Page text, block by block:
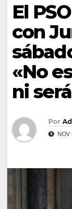
El
con
«No
ni
Por
NOV